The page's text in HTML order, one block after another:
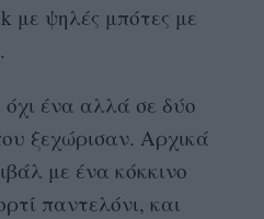
με ψηλές μπότες με
ένα αλλά σε δύο
ξεχώρισαν. Αρχικά
με ένα κόκκινο
παντελόνι, και